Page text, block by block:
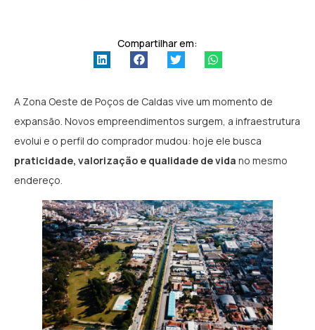
Compartilhar em:
A Zona Oeste de Poços de Caldas vive um momento de
expansão. Novos empreendimentos surgem, a infraestrutura
evolui e o perfil do comprador mudou: hoje ele busca
praticidade, valorização e qualidade de vida no mesmo
endereço.